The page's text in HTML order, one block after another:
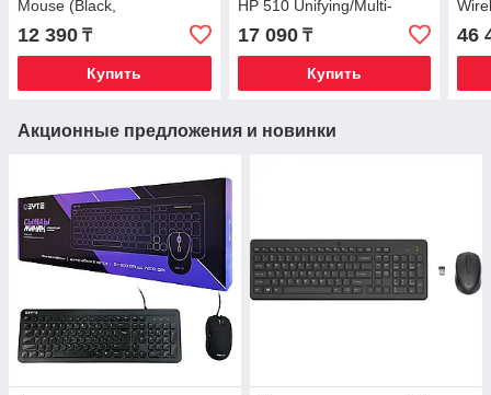
Mouse (Black,
Bluetooth/2.4GHz,
программируемые
кнопки)
12 390 ₸
Купить
HP 510 Unifying/Multi-
Device Rechargeable
Wireless Mouse (Black,
Bluetooth/2.4GHz)
17 090₸
Купить
46
Акционные предложения и новинки